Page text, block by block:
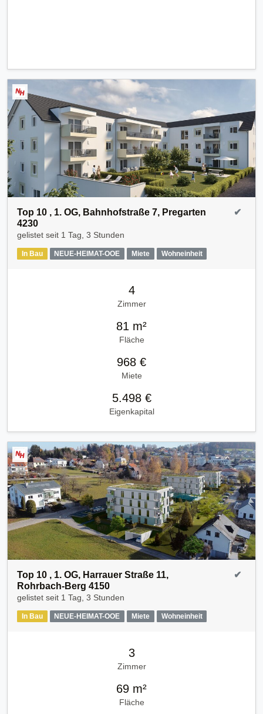
Top 10 , 1. OG, Bahnhofstraße 7, Pregarten
4230
gelistet seit 1 Tag, 3 Stunden
In Bau NEUE-HEIMAT-OOE Miete Wohneinheit
✔
4
Zimmer
81 m²
Fläche
968 €
Miete
5.498 €
Eigenkapital
Top 10 , 1. OG, Harrauer Straße 11,
Rohrbach-Berg 4150
gelistet seit 1 Tag, 3 Stunden
In Bau NEUE-HEIMAT-OOE Miete Wohneinheit
✔
3
Zimmer
69 m²
Fläche